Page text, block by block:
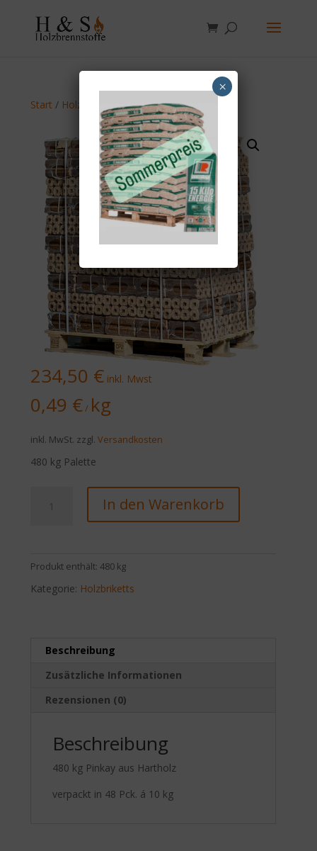
Start / Holzbriketts/ Pinikay Holzbriketts
234,50 € inkl. Mwst
0,49 €/ kg
inkl. MwSt. zzgl.Versandkosten
480 kg Palette
Holzbriketts
In den Warenkorb
Produkt enthält: 480 kg
Kategorie: Holzbriketts
Beschreibung
Zusätzliche Informationen
Rezensionen (0)
Beschreibung
480 kg Pinkay aus Hartholz
verpackt in 48 Pck. á 10 kg
×